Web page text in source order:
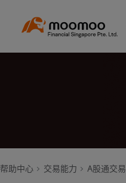
帮助中心 交易能力 A股通交易